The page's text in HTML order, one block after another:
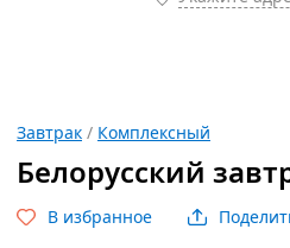
Завтрак / Комплексный
Белорусский
В избранное